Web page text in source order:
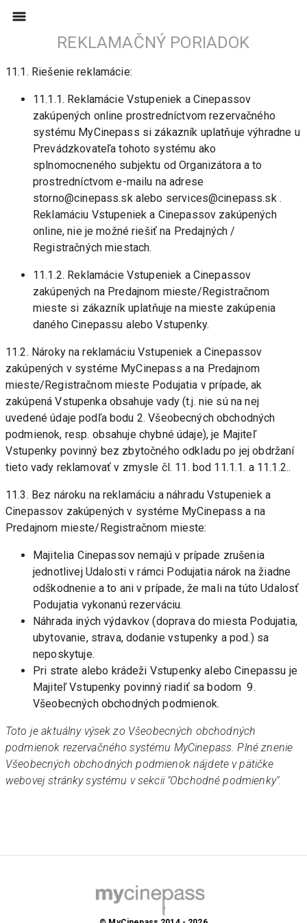
REKLAMAČNÝ PORIADOK
11.1. Riešenie reklamácie:
11.1.1. Reklamácie Vstupeniek a Cinepassov
zakúpených online prostredníctvom rezervačného
systému MyCinepass si zákazník uplatňuje výhradne u
Prevádzkovateľa tohoto systému ako
splnomocneného subjektu od Organizátora a to
prostredníctvom e-mailu na adrese
storno@cinepass.sk alebo services@cinepass.sk .
Reklamáciu Vstupeniek a Cinepassov zakúpených
online, nie je možné riešiť na Predajných /
Registračných miestach.
11.1.2. Reklamácie Vstupeniek a Cinepassov
zakúpených na Predajnom mieste/Registračnom
mieste si zákazník uplatňuje na mieste zakúpenia
daného Cinepassu alebo Vstupenky.
11.2. Nároky na reklamáciu Vstupeniek a Cinepassov
zakúpených v systéme MyCinepass a na Predajnom
mieste/Registračnom mieste Podujatia v prípade, ak
zakúpená Vstupenka obsahuje vady (t.j. nie sú na nej
uvedené údaje podľa bodu 2. Všeobecných obchodných
podmienok, resp. obsahuje chybné údaje), je Majiteľ
Vstupenky povinný bez zbytočného odkladu po jej obdržaní
tieto vady reklamovať v zmysle čl. 11. bod 11.1.1. a 11.1.2..
11.3. Bez nároku na reklamáciu a náhradu Vstupeniek a
Cinepassov zakúpených v systéme MyCinepass a na
Predajnom mieste/Registračnom mieste:
Majitelia Cinepassov nemajú v prípade zrušenia
jednotlivej Udalosti v rámci Podujatia nárok na žiadne
odškodnenie a to ani v prípade, že mali na túto Udalosť
Podujatia vykonanú rezerváciu.
Náhrada iných výdavkov (doprava do miesta Podujatia,
ubytovanie, strava, dodanie vstupenky a pod.) sa
neposkytuje.
Pri strate alebo krádeži Vstupenky alebo Cinepassu je
Majiteľ Vstupenky povinný riadiť sa bodom  9.
Všeobecných obchodných podmienok.
Toto je aktuálny výsek zo Všeobecných obchodných
podmienok rezervačného systému MyCinepass. Plné znenie
Všeobecných obchodných podmienok nájdete v pätičke
webovej stránky systému v sekcii "Obchodné podmienky".